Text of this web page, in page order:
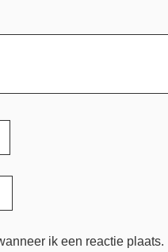
ik een reactie plaats.